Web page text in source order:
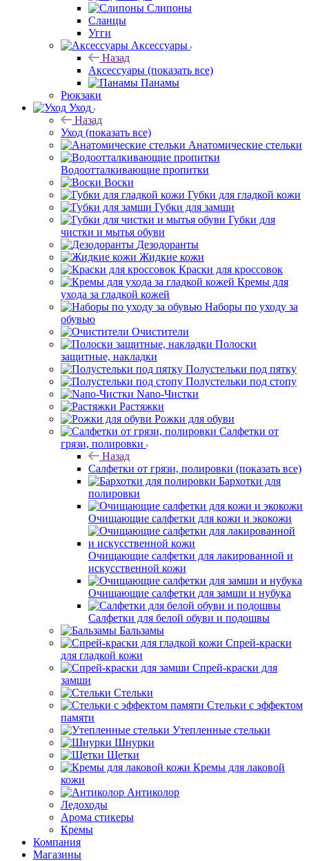
Слипоны
Сланцы
Угги
Аксессуары
Назад
Аксессуары (показать все)
Панамы
Рюкзаки
Уход
Назад
Уход (показать все)
Анатомические стельки
Водоотталкивающие пропитки
Воски
Губки для гладкой кожи
Губки для замши
Губки для
чистки и мытья обуви
Дезодоранты
Жидкие кожи
Краски для кроссовок
Кремы для
ухода за гладкой кожей
Наборы по уходу за
обувью
Очистители
Полоски
защитные, накладки
Полустельки под пятку
Полустельки под стопу
Nano-Чистки
Растяжки
Рожки для обуви
Салфетки от
грязи, полировки
Назад
Салфетки от грязи, полировки (показать все)
Бархотки для
полировки
Очищающие салфетки для кожи и экокожи
Очищающие салфетки для лакированной и
искусственной кожи
Очищающие салфетки для замши и нубука
Салфетки для белой обуви и подошвы
Бальзамы
Спрей-краски
для гладкой кожи
Спрей-краски для
замши
Стельки
Стельки с эффектом
памяти
Утепленные стельки
Шнурки
Щетки
Кремы для лаковой
кожи
Антиколор
Ледоходы
Арома стикеры
Кремы
Компания
Магазины